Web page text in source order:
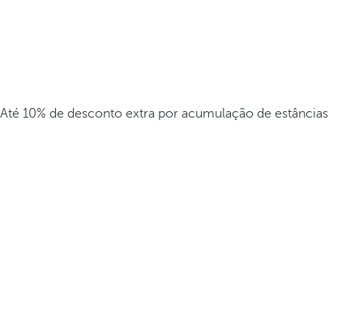
Até 10% de desconto extra por acumulação de estâncias